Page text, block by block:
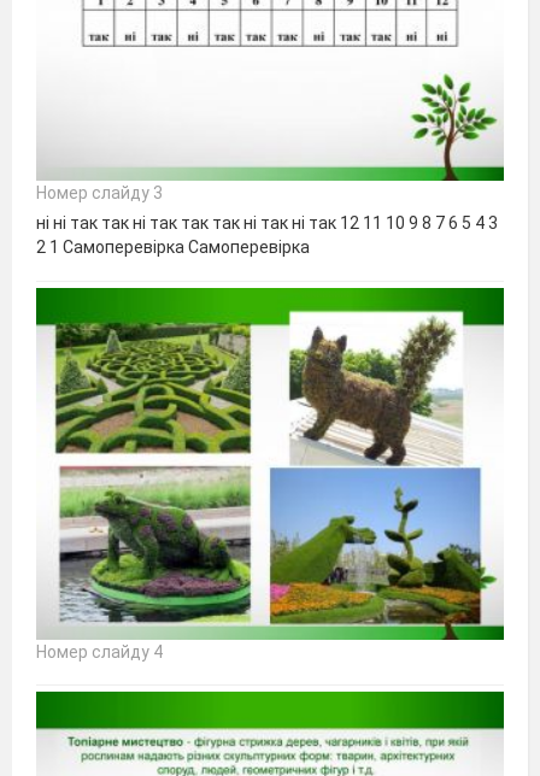
Номер слайду 3
ні ні так так ні так так так ні так ні так 12 11 10 9 8 7 6 5 4 3
2 1 Самоперевірка Самоперевірка
Номер слайду 4